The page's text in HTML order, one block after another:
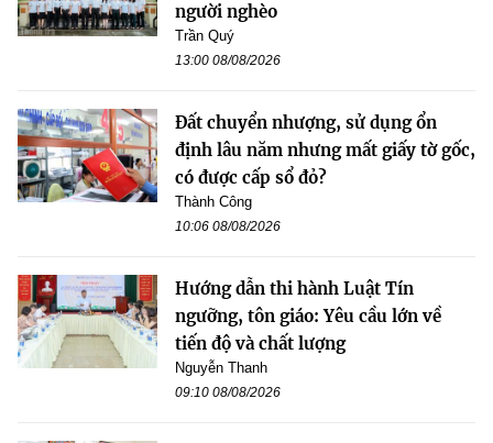
người nghèo
Trần Quý
13:00 08/08/2026
Đất chuyển nhượng, sử dụng ổn
định lâu năm nhưng mất giấy tờ gốc,
có được cấp sổ đỏ?
Thành Công
10:06 08/08/2026
Hướng dẫn thi hành Luật Tín
ngưỡng, tôn giáo: Yêu cầu lớn về
tiến độ và chất lượng
Nguyễn Thanh
09:10 08/08/2026